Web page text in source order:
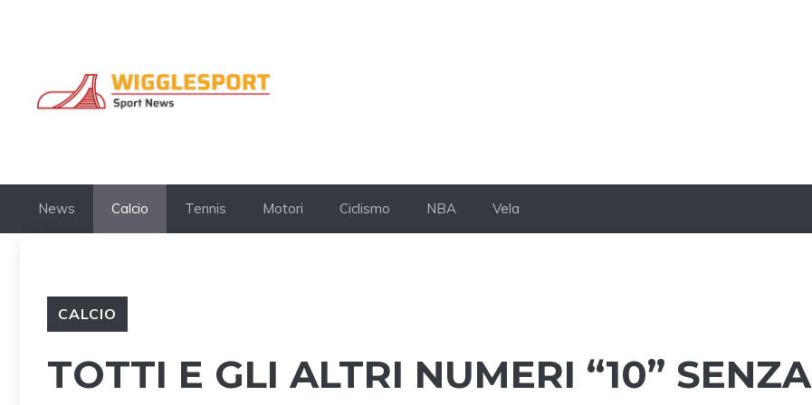
News Calcio Tennis Motori Ciclismo NBA Vela
CALCIO
TOTTI E GLI ALTRI NUMERI “10” SENZA